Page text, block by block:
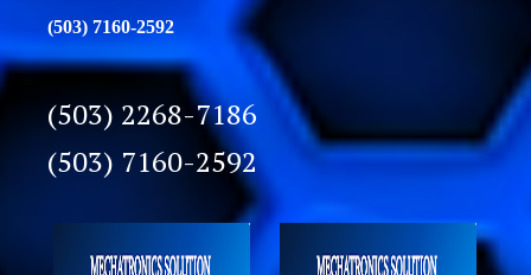
(503) 7160-2592
(503) 2268-7186
(503) 7160-2592